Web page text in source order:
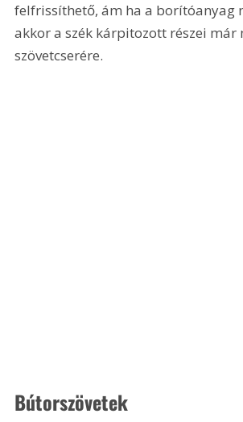
felfrissíthető, ám ha a borítóanyag
akkor a szék kárpitozott részei már
szövetcserére.
Bútorszövetek